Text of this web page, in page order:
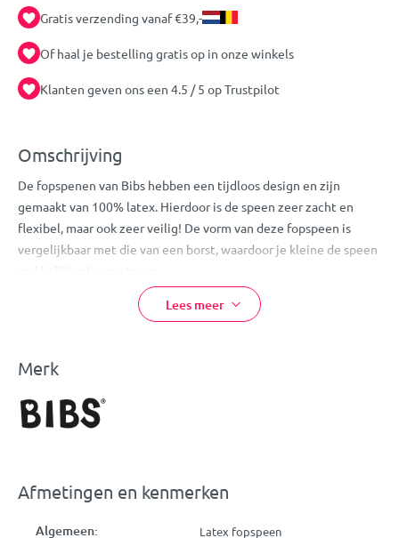
Gratis verzending vanaf €39,-
Of haal je bestelling gratis op in onze winkels
Klanten geven ons een 4.5 / 5 op Trustpilot
Omschrijving
De fopspenen van Bibs hebben een tijdloos design en zijn
gemaakt van 100% latex. Hierdoor is de speen zeer zacht en
flexibel, maar ook zeer veilig! De vorm van deze fopspeen is
vergelijkbaar met die van een borst, waardoor je kleine de speen
Doordat deze speen niet op de huid rondom de mond van je
kleine ligt, zal hij/zij niet gauw last krijgen van huidirritatie.
vervangen.
Eigenschappen:
Bibs Fopspeen
Wordt gemakkelijk geaccepteerd
Lees meer
Merk
Afmetingen en kenmerken
Algemeen: Latex fopspeen